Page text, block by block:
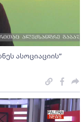
ასოციაციის”